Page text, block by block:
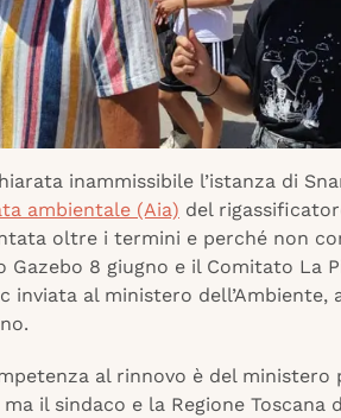
inammissibile l’istanza di
ambientale (Aia) del
oltre i termini e perché non
Gazebo 8 giugno e il Comitato La
inviata al ministero dell’Ambiente,
al rinnovo è del
il sindaco e la Regione